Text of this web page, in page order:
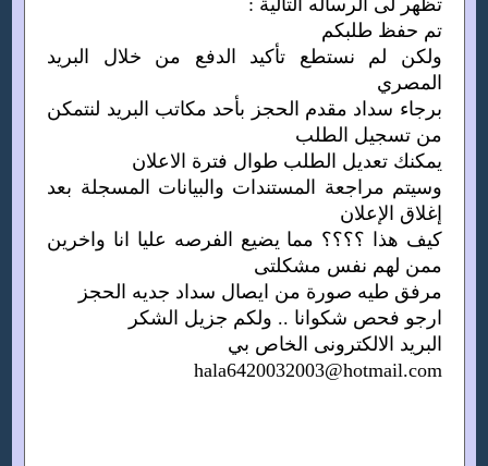
تظهر لى الرساله التالية :
تم حفظ طلبكم
ولكن لم نستطع تأكيد الدفع من خلال البريد
المصري
برجاء سداد مقدم الحجز بأحد مكاتب البريد لنتمكن
من تسجيل الطلب
يمكنك تعديل الطلب طوال فترة الاعلان
وسيتم مراجعة المستندات والبيانات المسجلة بعد
إغلاق الإعلان
كيف هذا ؟؟؟؟ مما يضيع الفرصه عليا انا واخرين
ممن لهم نفس مشكلتى
مرفق طيه صورة من ايصال سداد جديه الحجز
ارجو فحص شكوانا .. ولكم جزيل الشكر
البريد الالكترونى الخاص بي
hala6420032003@hotmail.com